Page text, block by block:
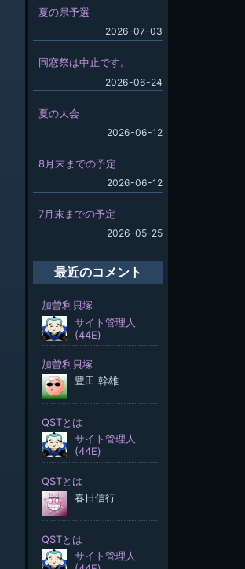
夏の県予選
2026-07-03
同窓祭は中止です。
2026-06-24
夏の大会
2026-06-12
8月末までの予定
2026-06-12
7月末までの予定
2026-05-25
最近のコメント